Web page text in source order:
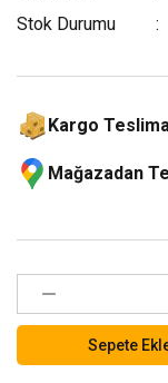
Stok Durumu
Kargo
Mağazadan
Sepete